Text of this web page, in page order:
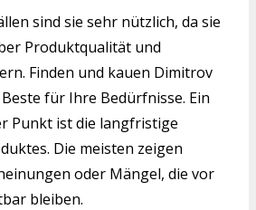
sind sie sehr nützlich, da sie
Produktqualität und
Finden und kauen Dimitrov
für Ihre Bedürfnisse. Ein
Punkt ist die langfristige
Die meisten zeigen
oder Mängel, die vor
bleiben.